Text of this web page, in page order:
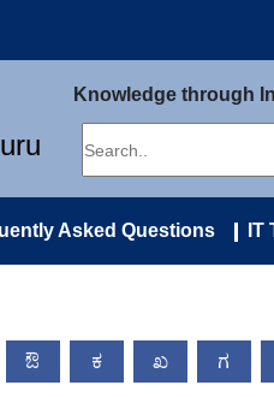
Knowledge through
Asked Questions IT
ಔ ಕ ಖ ಗ